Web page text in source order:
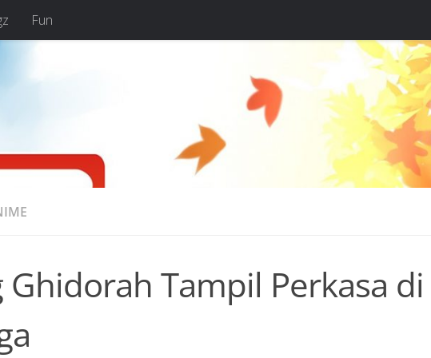
Fun
Ghidorah Tampil Perkasa